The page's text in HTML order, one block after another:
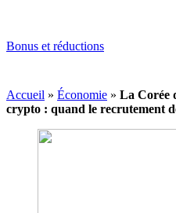
Bonus et réductions
Accueil » Économie » La Corée
crypto : quand le recrutement